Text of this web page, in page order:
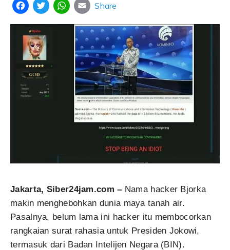
FacebookTwitterWhatsApp
Email
Share
Jakarta, Siber24jam.com – Nama hacker Bjorka
makin menghebohkan dunia maya tanah air.
Pasalnya, belum lama ini hacker itu membocorkan
rangkaian surat rahasia untuk Presiden Jokowi,
termasuk dari Badan Intelijen Negara (BIN).